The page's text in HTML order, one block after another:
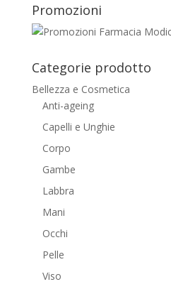
Promozioni
Categorie prodotto
Bellezza e Cosmetica
Anti-ageing
Capelli e Unghie
Corpo
Gambe
Labbra
Mani
Occhi
Pelle
Viso